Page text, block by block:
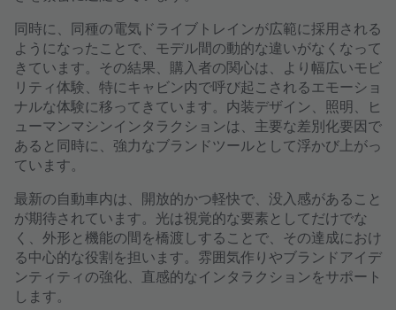
同時に、同種の電気ドライブトレインが広範に採用される
ようになったことで、モデル間の動的な違いがなくなって
きています。その結果、購入者の関心は、より幅広いモビ
リティ体験、特にキャビン内で呼び起こされるエモーショ
ナルな体験に移ってきています。内装デザイン、照明、ヒ
ューマンマシンインタラクションは、主要な差別化要因で
あると同時に、強力なブランドツールとして浮かび上がっ
ています。
最新の自動車内は、開放的かつ軽快で、没入感があること
が期待されています。光は視覚的な要素としてだけでな
く、外形と機能の間を橋渡しすることで、その達成におけ
る中心的な役割を担います。雰囲気作りやブランドアイデ
ンティティの強化、直感的なインタラクションをサポート
します。